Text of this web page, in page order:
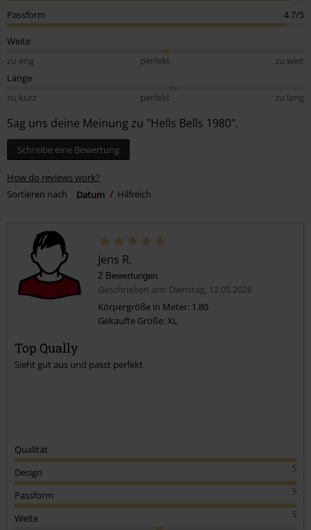
Passform 4.7/5
Weite
zu eng
perfekt
zu weit
Länge
zu kurz
perfekt zu lang
Sag uns deine Meinung zu "Hells Bells 1980".
Schreibe eine Bewertung
How do reviews work?
Sortieren nach
Datum Hilfreich
Jens R.
2 Bewertungen
Geschrieben am: Dienstag, 12.05.2026
Körpergröße in Meter: 1.80
Gekaufte Größe: XL
Top Qually
Sieht gut aus und passt perfekt
Qualität
5
Design
5
Passform
5
Weite